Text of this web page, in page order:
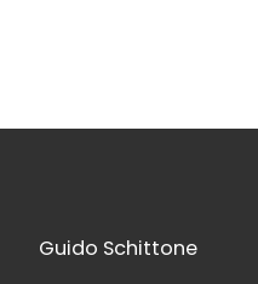
Guido Schittone